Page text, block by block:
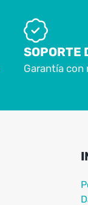
SOPORTE
Garantía